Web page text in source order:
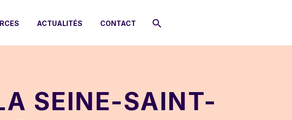
ACTUALITÉS CONTACT
SEINE-SAINT-